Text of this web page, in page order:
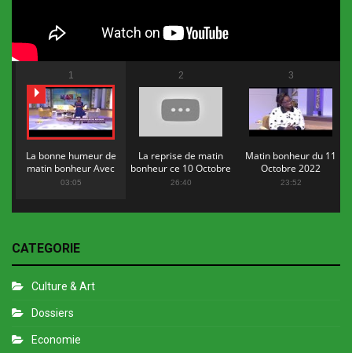
1
La bonne humeur de
matin bonheur Avec
Flopy Mendosa
03:05
2
La reprise de matin
bonheur ce 10 Octobre
2022
26:40
3
Matin bonheur du 11
Octobre 2022
23:52
CATEGORIE
Culture & Art
Dossiers
Economie